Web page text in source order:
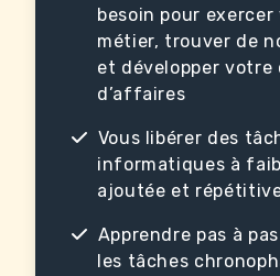
besoin pour
métier, trouver de
et développer
d’affaires
Vous libérer des
informatiques à
ajoutée et
Apprendre pas à
les tâches